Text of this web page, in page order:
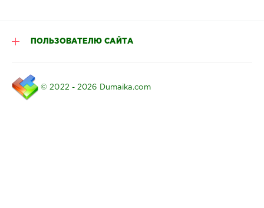
ПОЛЬЗОВАТЕЛЮ САЙТА
© 2022 - 2026 Dumaika.com